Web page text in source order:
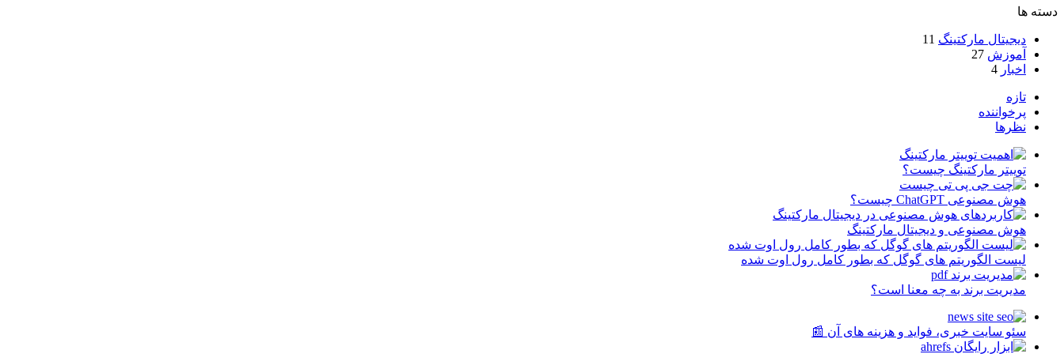
دسته ها
دیجیتال مارکتینگ 11
آموزش 27
اخبار 4
تازه
پرخواننده
نظرها
توییتر مارکتینگ چیست؟
هوش مصنوعی ChatGPT چیست؟
هوش مصنوعی و دیجیتال مارکتینگ
لیست الگوریتم های گوگل که بطور کامل رول اوت شده
مدیریت برند به چه معنا است؟
سئو سایت خبری، فواید و هزینه های آن 📰